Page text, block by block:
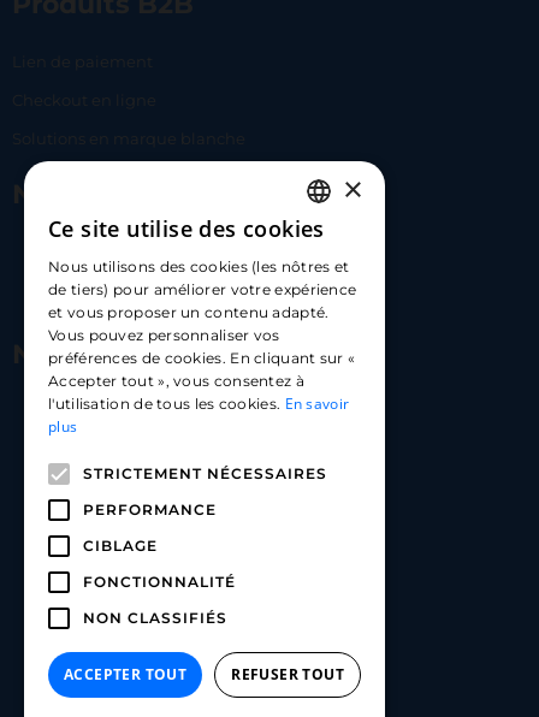
Lien de paiement
Checkout en ligne
Solutions en marque blanche
Nous contacter
hello@carloapp.com
Nous suivre
Carlo App | Instagram
Carlo App | Linkedin
FRENCH
ENGLISH
SPANISH
×
Ce site utilise des cookies
Nous utilisons des cookies (les nôtres et
de tiers) pour améliorer votre expérience
et vous proposer un contenu adapté.
Vous pouvez personnaliser vos
préférences de cookies. En cliquant sur «
Accepter tout », vous consentez à
l'utilisation de tous les cookies. En savoir
plus
STRICTEMENT NÉCESSAIRES
PERFORMANCE
CIBLAGE
FONCTIONNALITÉ
NON CLASSIFIÉS
ACCEPTER TOUT REFUSER TOUT